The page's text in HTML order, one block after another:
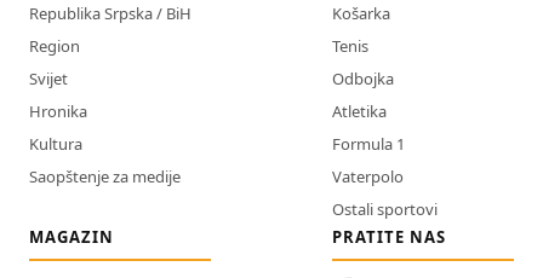
Republika Srpska / BiH
Region
Svijet
Hronika
Kultura
Saopštenje za medije
Košarka
Tenis
Odbojka
Atletika
Formula 1
Vaterpolo
Ostali sportovi
MAGAZIN
PRATITE NAS